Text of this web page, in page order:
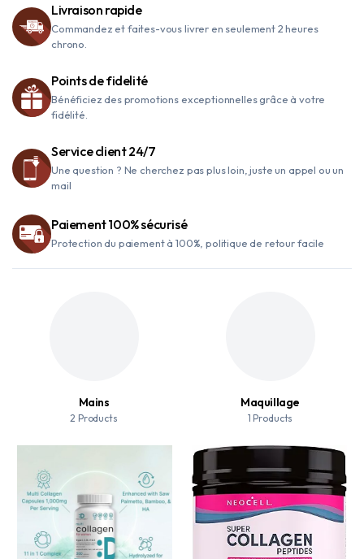
Livraison rapide
Commandez et faites-vous livrer en seulement 2 heures
chrono.
Points de fidelité
Bénéficiez des promotions exceptionnelles grâce à votre
fidélité.
Service client 24/7
Une question ? Ne cherchez pas plus loin, juste un appel ou un
mail
Paiement 100% sécurisé
Protection du paiement à 100%, politique de retour facile
Parfums
107 Products
Visage
15 Products